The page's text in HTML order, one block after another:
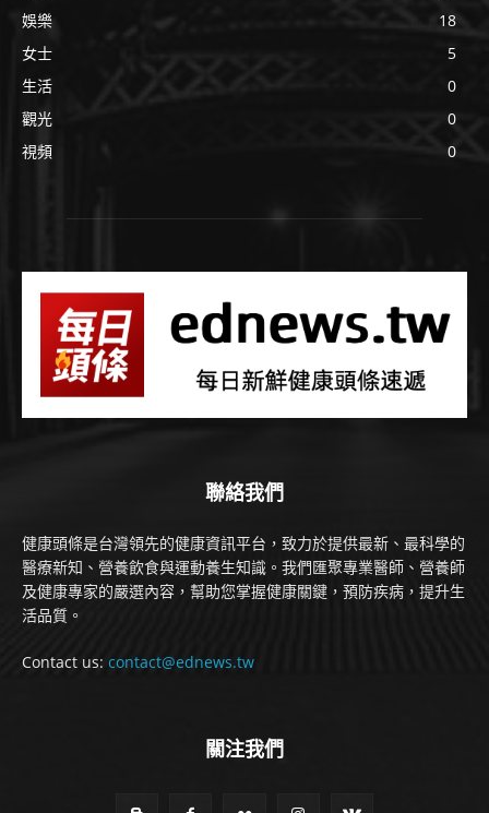
娛樂
18
女士
5
生活
0
觀光
0
視頻
0
聯絡我們
健康頭條是台灣領先的健康資訊平台，致力於提供最新、最科學的
醫療新知、營養飲食與運動養生知識。我們匯聚專業醫師、營養師
及健康專家的嚴選內容，幫助您掌握健康關鍵，預防疾病，提升生
活品質。
Contact us: contact@ednews.tw
關注我們